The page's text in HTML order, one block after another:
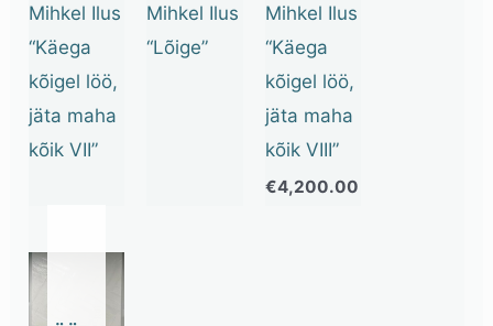
Mihkel Ilus
“Käega
kõigel löö,
jäta maha
kõik VII”
Mihkel Ilus
“Lõige”
Mihkel Ilus
“Käega
kõigel löö,
jäta maha
kõik VIII”
€4,200.00